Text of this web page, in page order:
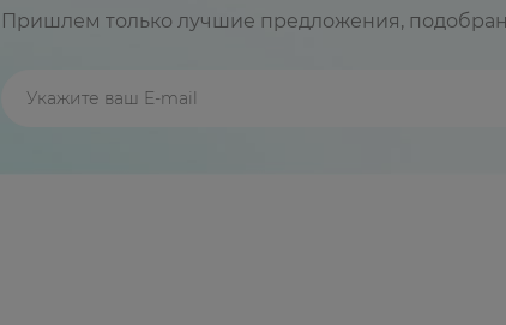
Пришлем только лучшие предложения,